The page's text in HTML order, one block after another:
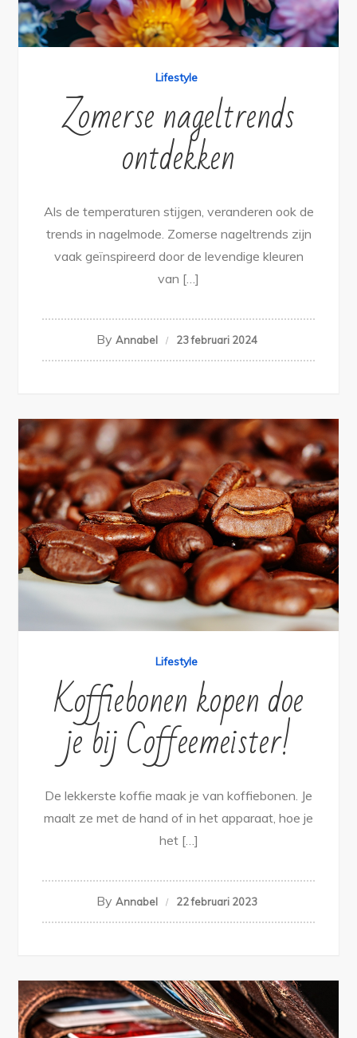
Lifestyle
Zomerse nageltrends
ontdekken
Als de temperaturen stijgen, veranderen ook de
trends in nagelmode. Zomerse nageltrends zijn
vaak geïnspireerd door de levendige kleuren
van […]
By Annabel 23 februari 2024
Lifestyle
Koffiebonen kopen doe
je bij Coffeemeister!
De lekkerste koffie maak je van koffiebonen. Je
maalt ze met de hand of in het apparaat, hoe je
het […]
By Annabel 22 februari 2023